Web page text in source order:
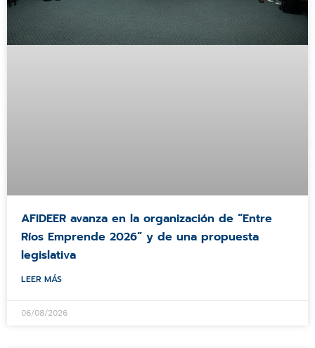
AFIDEER avanza en la organización de “Entre
Ríos Emprende 2026” y de una propuesta
legislativa
LEER MÁS
06/08/2026